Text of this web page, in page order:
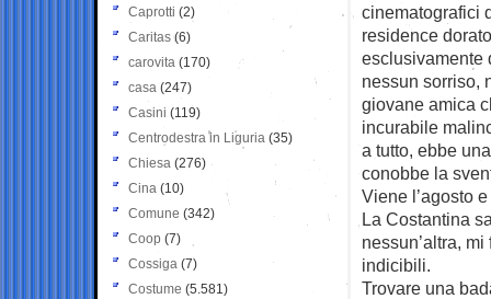
cinematografici
residence
esclusivamente
nessun sorriso,
giovane amica
incurabile
a tutto, ebbe
conobbe la
Viene l’agosto
La Costantina
nessun’altra,
indicibili.
Trovare una
Caprotti (2)
Caritas (6)
carovita (170)
casa (247)
Casini (119)
Centrodestra in Liguria (35)
Chiesa (276)
Cina (10)
Comune (342)
Coop (7)
Cossiga (7)
Costume (5.581)